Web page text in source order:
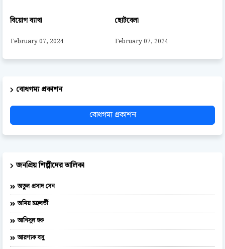
বিয়োগ ব্যাথা
February 07, 2024
ছোটবেলা
February 07, 2024
বোধগম্য প্রকাশন
বোধগম্য প্রকাশন
জনপ্রিয় শিল্পীদের তালিকা
অতুল প্রসাদ সেন
অমিয় চক্রবর্তী
আনিসুল হক
আরণ্যক বসু